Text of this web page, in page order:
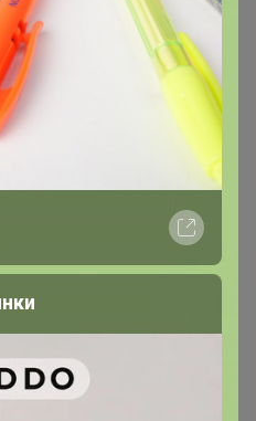
очень хорошо, правда у
хорошо собирает пыль
Мне показалось, что